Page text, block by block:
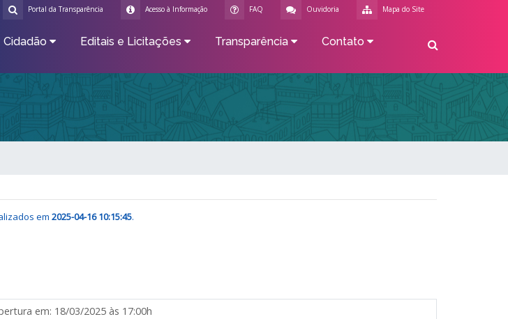
Mapa do Site
Ouvidoria
FAQ
Acesso à Informação
Portal da Transparência
Cidadão Editais e Licitações Transparência Contato
em 2025-04-16 10:15:45.
em: 18/03/2025 às 17:00h